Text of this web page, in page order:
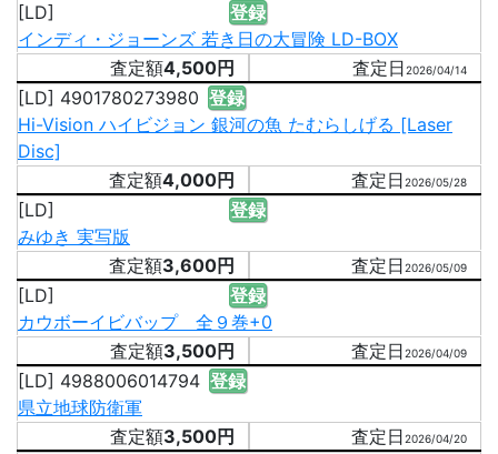
[LD]
登録
インディ・ジョーンズ 若き日の大冒険 LD-BOX
4,500円
2026/04/14
[LD] 4901780273980 登録
Hi-Vision ハイビジョン 銀河の魚 たむらしげる [Laser
Disc]
4,000円
2026/05/28
[LD]
登録
みゆき 実写版
3,600円
2026/05/09
[LD]
登録
カウボーイビバップ 全９巻+0
3,500円
2026/04/09
[LD] 4988006014794 登録
県立地球防衛軍
3,500円
2026/04/20